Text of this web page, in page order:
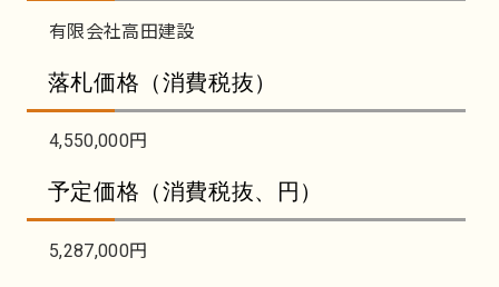
有限会社高田建設
落札価格（消費税抜）
4,550,000円
予定価格（消費税抜、円）
5,287,000円